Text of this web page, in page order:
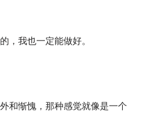
，我也一定能做好。
和惭愧，那种感觉就像是一个